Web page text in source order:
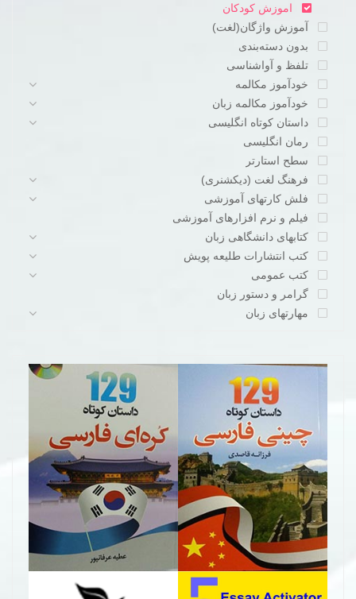
اموزش کودکان
آموزش واژگان(لغت)
بدون دسته‌بندی
تلفظ و آواشناسی
خودآموز مکالمه
خودآموز مکالمه زبان
داستان کوتاه انگلیسی
رمان انگلیسی
سطح استارتر
فرهنگ لغت (دیکشنری)
فلش کارتهای آموزشی
فیلم و نرم افزارهای آموزشی
کتابهای دانشگاهی زبان
کتب انتشارات طلیعه پویش
کتب عمومی
گرامر و دستور زبان
مهارتهای زبان